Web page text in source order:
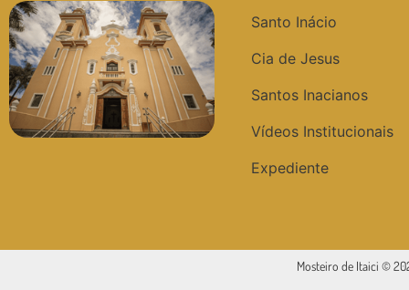
Santo Inácio
Cia de Jesus
Santos Inacianos
Vídeos Institucionais
Expediente
Mosteiro de Itaici ©